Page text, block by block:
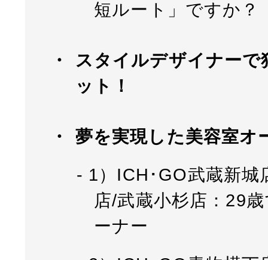
短ルート」ですか？
スタイルデザイナー
ット！
夢を実現した美容室オ
1）ICH･GO武蔵新城
店/武蔵小杉店：29
ーナー